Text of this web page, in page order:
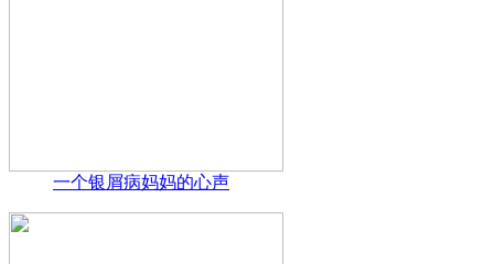
一个银屑病妈妈的心声